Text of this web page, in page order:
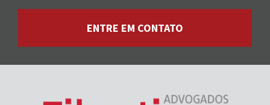
ENTRE EM CONTATO